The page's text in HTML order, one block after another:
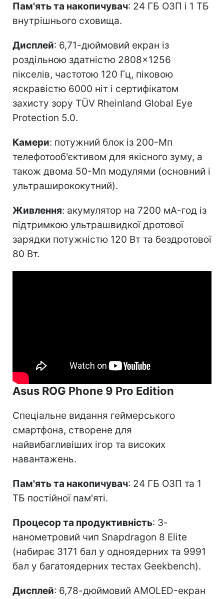
Пам'ять та накопичувач: 24 ГБ ОЗП і 1 ТБ
внутрішнього сховища.
Дисплей: 6,71-дюймовий екран із
роздільною здатністю 2808×1256
пікселів, частотою 120 Гц, піковою
яскравістю 6000 ніт і сертифікатом
захисту зору TÜV Rheinland Global Eye
Protection 5.0.
Камери: потужний блок із 200-Мп
телефотооб'єктивом для якісного зуму, а
також двома 50-Мп модулями (основний і
ультраширококутний).
Живлення: акумулятор на 7200 мА-год із
підтримкою ультрашвидкої дротової
зарядки потужністю 120 Вт та бездротової
80 Вт.
Asus ROG Phone 9 Pro Edition
Спеціальне видання геймерського
смартфона, створене для
найвибагливіших ігор та високих
навантажень.
Пам'ять та накопичувач: 24 ГБ ОЗП та 1
ТБ постійної пам'яті.
Процесор та продуктивність: 3-
нанометровий чип Snapdragon 8 Elite
(набирає 3171 бал у одноядерних та 9991
бал у багатоядерних тестах Geekbench).
Дисплей: 6,78-дюймовий AMOLED-екран